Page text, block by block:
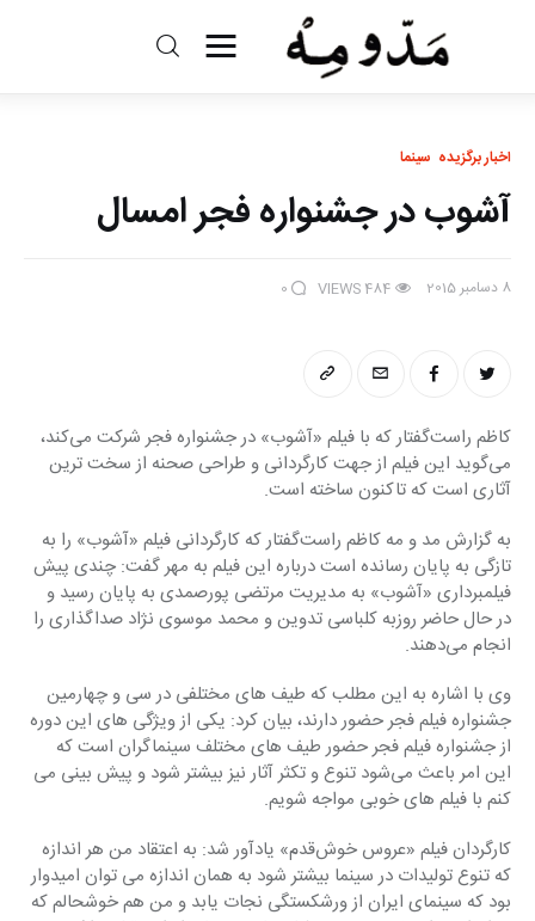
مد و مه
ادبیات
سینما
کتاب
اخبار برگزیده سینما
آشوب در جشنواره فجر امسال
8 دسامبر 2015 484
VIEWS
0
کاظم راست‌گفتار که با فیلم «آشوب» در جشنواره فجر شرکت می‌کند،
می‌گوید این فیلم از جهت کارگردانی و طراحی صحنه از سخت ترین
آثاری است که تاکنون ساخته است.
به گزارش مد و مه کاظم راست‌گفتار که کارگردانی فیلم «آشوب» را به
تازگی به پایان رسانده است درباره این فیلم به مهر گفت: چندی پیش
فیلمبرداری «آشوب» به مدیریت مرتضی پورصمدی به پایان رسید و
در حال حاضر روزبه کلباسی تدوین و محمد موسوی نژاد صداگذاری را
انجام می‌دهند.
وی با اشاره به این مطلب که طیف های مختلفی در سی و چهارمین
جشنواره فیلم فجر حضور دارند، بیان کرد: یکی از ویژگی های این دوره
از جشنواره فیلم فجر حضور طیف های مختلف سینماگران است که
این امر باعث می‌شود تنوع و تکثر آثار نیز بیشتر شود و پیش بینی می
کنم با فیلم های خوبی مواجه شویم.
کارگردان فیلم «عروس خوش‌قدم» یادآور شد: به اعتقاد من هر اندازه
که تنوع تولیدات در سینما بیشتر شود به همان اندازه می توان امیدوار
بود که سینمای ایران از ورشکستگی نجات یابد و من هم خوشحالم که